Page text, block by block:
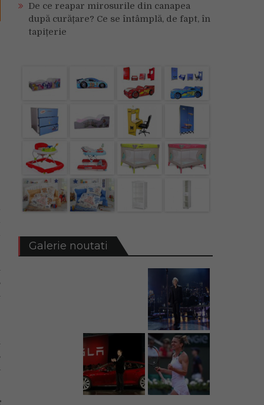
De ce reapar mirosurile din canapea
după curățare? Ce se întâmplă, de fapt, în
tapițerie
Galerie noutati